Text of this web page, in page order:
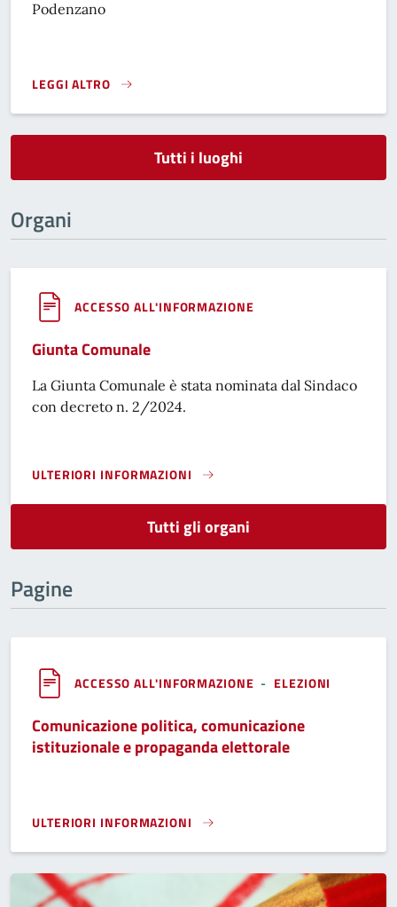
Podenzano
LEGGI ALTRO
}
Tutti i luoghi
Organi
ACCESSO ALL'INFORMAZIONE
Giunta Comunale
La Giunta Comunale è stata nominata dal Sindaco
con decreto n. 2/2024.
ULTERIORI INFORMAZIONI
GIUNTA COMUNALE}
Tutti gli organi
Pagine
ACCESSO ALL'INFORMAZIONE - ELEZIONI
Comunicazione politica, comunicazione
istituzionale e propaganda elettorale
ULTERIORI INFORMAZIONI
COMUNICAZIONE POLITICA, COMUNICAZIONE